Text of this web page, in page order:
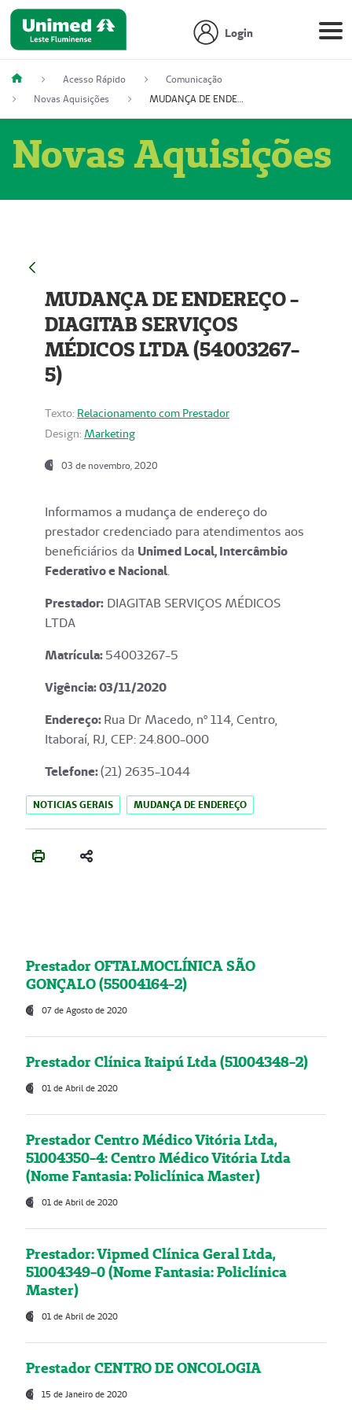
Login
Acesso Rápido
Comunicação
Novas Aquisições
MUDANÇA DE ENDEREÇO - DIAGITAB SERVIÇOS MÉDICOS LTDA (54003267-5)
Novas Aquisições
MUDANÇA DE ENDEREÇO -
DIAGITAB SERVIÇOS
MÉDICOS LTDA (54003267-
5)
Texto: Relacionamento com Prestador
Design: Marketing
03 de novembro, 2020
Informamos a mudança de endereço do
prestador credenciado para atendimentos aos
beneficiários da Unimed Local, Intercâmbio
Federativo e Nacional.
Prestador: DIAGITAB SERVIÇOS MÉDICOS
LTDA
Matrícula:54003267-5
Vigência: 03/11/2020
Endereço:Rua Dr Macedo, nº 114, Centro,
Itaboraí, RJ, CEP: 24.800-000
Telefone:(21) 2635-1044
NOTICIAS GERAIS MUDANÇA DE ENDEREÇO
Prestador OFTALMOCLÍNICA SÃO
GONÇALO (55004164-2)
07 de Agosto de 2020
Prestador Clínica Itaipú Ltda (51004348-2)
01 de Abril de 2020
Prestador Centro Médico Vitória Ltda,
51004350-4: Centro Médico Vitória Ltda
(Nome Fantasia: Policlínica Master)
01 de Abril de 2020
Prestador: Vipmed Clínica Geral Ltda,
51004349-0 (Nome Fantasia: Policlínica
Master)
01 de Abril de 2020
Prestador CENTRO DE ONCOLOGIA
15 de Janeiro de 2020